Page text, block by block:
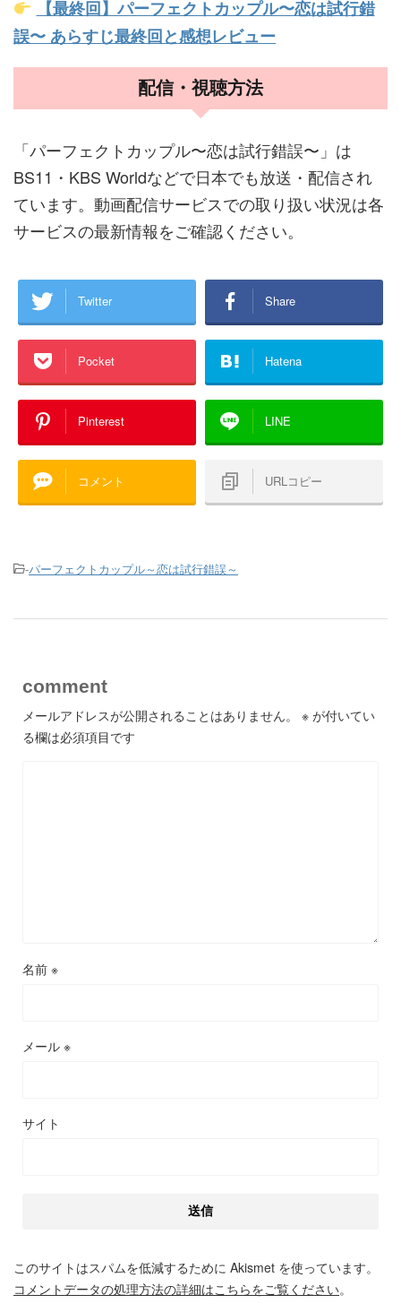
【最終回】パーフェクトカップル〜恋は試行錯
誤〜 あらすじ最終回と感想レビュー
配信・視聴方法
「パーフェクトカップル〜恋は試行錯誤〜」は
BS11・KBS Worldなどで日本でも放送・配信され
ています。動画配信サービスでの取り扱い状況は各
サービスの最新情報をご確認ください。
Twitter Share
Pocket Hatena
Pinterest LINE
コメント URLコピー
-パーフェクトカップル～恋は試行錯誤～
comment
メールアドレスが公開されることはありません。 ※ が付いてい
る欄は必須項目です
名前 ※
メール ※
サイト
このサイトはスパムを低減するために Akismet を使っています。
コメントデータの処理方法の詳細はこちらをご覧ください。